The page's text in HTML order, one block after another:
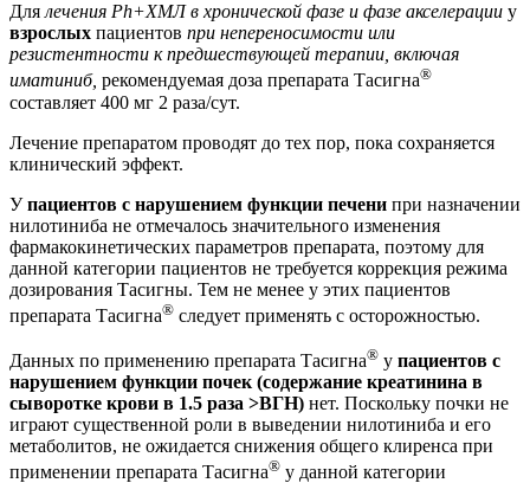
Длялечения Ph+ХМЛ в хронической фазе и фазе акселерации у
взрослых пациентов при непереносимости или
резистентности к предшествующей терапии, включая
иматиниб, рекомендуемая доза препарата Тасигна®
составляет 400 мг 2 раза/сут.
Лечение препаратом проводят до тех пор, пока сохраняется
клинический эффект.
Упациентов с нарушением функции печени при назначении
нилотиниба не отмечалось значительного изменения
фармакокинетических параметров препарата, поэтому для
данной категории пациентов не требуется коррекция режима
дозирования Тасигны. Тем не менее у этих пациентов
препарата Тасигна® следует применять с осторожностью.
Данных по применению препарата Тасигна® у пациентов с
нарушением функции почек (содержание креатинина в
сыворотке крови в 1.5 раза >ВГН) нет. Поскольку почки не
играют существенной роли в выведении нилотиниба и его
метаболитов, не ожидается снижения общего клиренса при
применении препарата Тасигна® у данной категории